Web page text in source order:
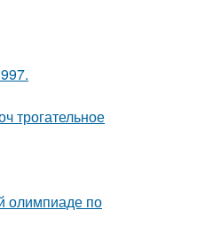
трогательное
олимпиаде по